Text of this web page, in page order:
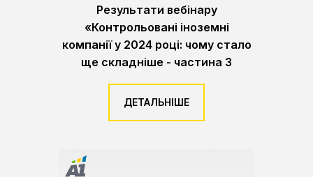
Результати вебінару
«Контрольовані іноземні
компанії у 2024 році: чому стало
ще складніше - частина 3
ДЕТАЛЬНІШЕ